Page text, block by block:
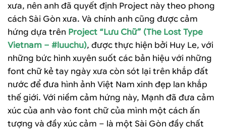
xưa, nên anh đã quyết định Project này theo phong
cách Sài Gòn xưa. Và chính anh cũng được cảm
hứng dựa trên Project “Lưu Chữ” (The Lost Type
Vietnam – #luuchu), được thực hiện bởi Huy Le, với
những bức hình xuyên suốt các bản hiệu với những
font chữ kẻ tay ngày xưa còn sót lại trên khắp đất
nước để đưa hình ảnh Việt Nam xinh đẹp lan khắp
thế giới. Với niềm cảm hứng này, Mạnh đã đưa cảm
xúc của anh vào font chữ của mình một cách ấn
tượng và đầy xúc cảm – là một Sài Gòn đầy chất